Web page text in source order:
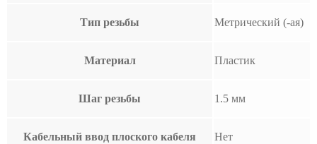
Тип резьбы Метрический (-ая)
Материал Пластик
Шаг резьбы 1.5 мм
Кабельный ввод плоского кабеля Нет